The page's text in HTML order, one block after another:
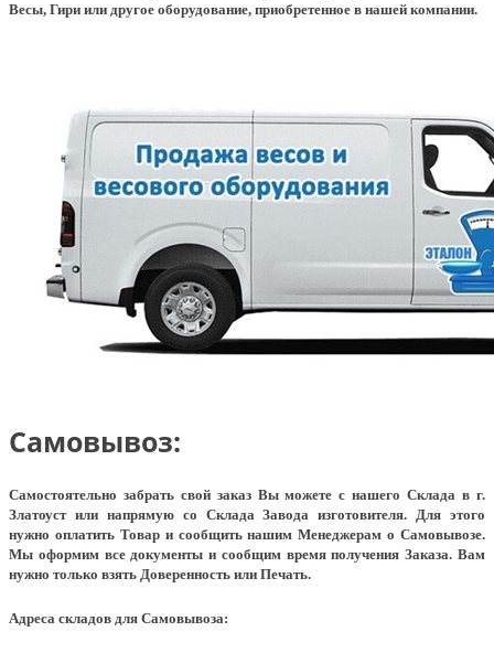
Весы, Гири или другое оборудование, приобретенное в нашей компании.
Самовывоз:
Самостоятельно забрать свой заказ Вы можете с нашего Склада в г.
Златоуст или напрямую со Склада Завода изготовителя. Для этого
нужно оплатить Товар и сообщить нашим Менеджерам о Самовывозе.
Мы оформим все документы и сообщим время получения Заказа. Вам
нужно только взять Доверенность или Печать.
Адреса складов для Самовывоза: